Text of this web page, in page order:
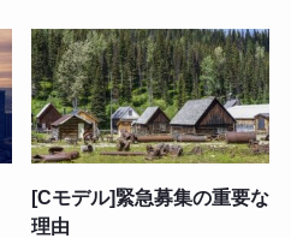
[Cモデル]緊急募集の重要な
理由